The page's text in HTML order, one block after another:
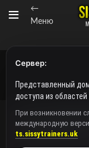
←
Меню
Сервер:
Представленный
доступа из областей
При возникновении
международную
ts.sissytrainers.uk